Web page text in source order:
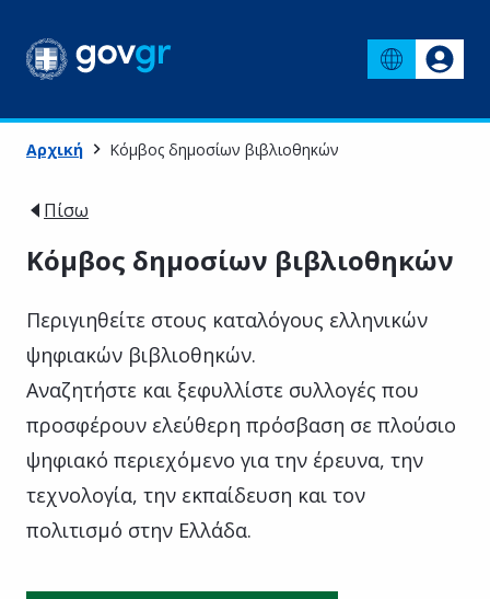
Αρχική Κόμβος δημοσίων βιβλιοθηκών
Πίσω
Κόμβος δημοσίων βιβλιοθηκών
Περιγιηθείτε στους καταλόγους ελληνικών
ψηφιακών βιβλιοθηκών.
Αναζητήστε και ξεφυλλίστε συλλογές που
προσφέρουν ελεύθερη πρόσβαση σε πλούσιο
ψηφιακό περιεχόμενο για την έρευνα, την
τεχνολογία, την εκπαίδευση και τον
πολιτισμό στην Ελλάδα.